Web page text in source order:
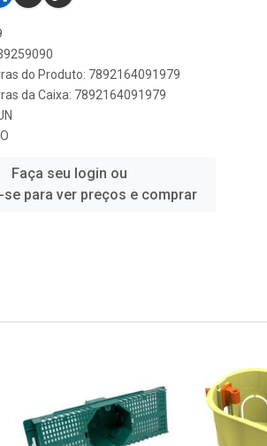
do Produto: 7892164091979
da Caixa: 7892164091979
Faça seu login ou
se para ver preços e comprar